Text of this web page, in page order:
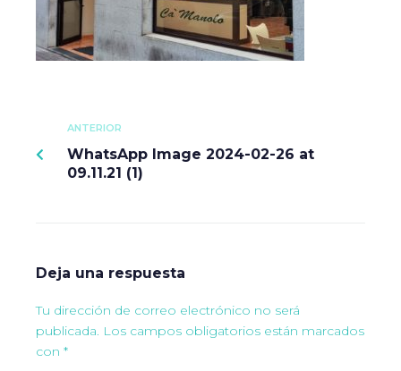
ANTERIOR
WhatsApp Image 2024-02-26 at
09.11.21 (1)
Deja una respuesta
Tu dirección de correo electrónico no será
publicada. Los campos obligatorios están marcados
con *